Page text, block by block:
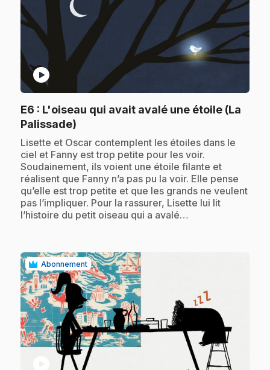
play_circle
E6 : L'oiseau qui avait avalé une étoile (La
Palissade)
.Lisette et Oscar contemplent les étoiles dans le
ciel et Fanny est trop petite pour les voir.
Soudainement, ils voient une étoile filante et
réalisent que Fanny n’a pas pu la voir. Elle pense
qu’elle est trop petite et que les grands ne veulent
pas l’impliquer. Pour la rassurer, Lisette lui lit
l’histoire du petit oiseau qui a avalé…
Abonnement